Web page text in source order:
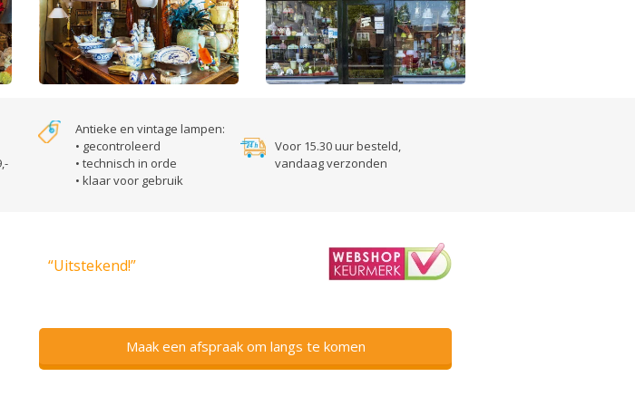
Antieke en vintage lampen:
• gecontroleerd
• technisch in orde
• klaar voor gebruik
Voor 15.30 uur besteld,
vandaag verzonden
“Uitstekend!”
Maak een afspraak om langs te komen